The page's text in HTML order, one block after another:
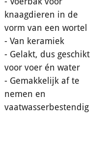
knaagdieren in de
vorm van een wortel
- Van keramiek
- Gelakt, dus geschikt
voor voer én water
- Gemakkelijk af te
nemen en
vaatwasserbestendig